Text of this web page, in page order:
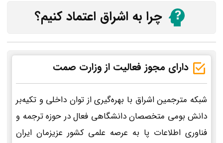
چرا به اشراق اعتماد کنیم؟
دارای مجوز فعالیت از وزارت صمت
شبکه مترجمین اشراق با بهره‌گیری از توان داخلی و تکیه‌بر
دانش بومی متخصصان دانشگاهی فعال در حوزه ترجمه و
فناوری اطلاعات پا به عرصه علمی کشور عزیزمان ایران